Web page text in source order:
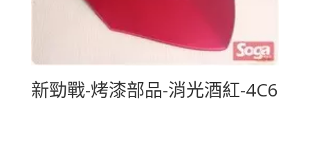
新勁戰-烤漆部品-消光酒紅-4C6